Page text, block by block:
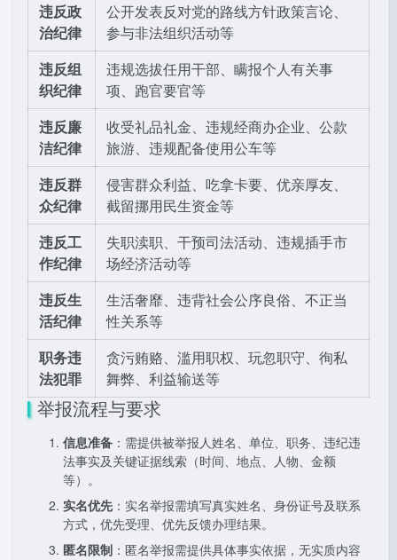
违反政
治纪律
公开发表反对党的路线方针政策言论、
参与非法组织活动等
违反组
织纪律
违规选拔任用干部、瞒报个人有关事
项、跑官要官等
违反廉
洁纪律
收受礼品礼金、违规经商办企业、公款
旅游、违规配备使用公车等
违反群
众纪律
侵害群众利益、吃拿卡要、优亲厚友、
截留挪用民生资金等
违反工
作纪律
失职渎职、干预司法活动、违规插手市
场经济活动等
违反生
活纪律
生活奢靡、违背社会公序良俗、不正当
性关系等
职务违
法犯罪
贪污贿赂、滥用职权、玩忽职守、徇私
舞弊、利益输送等
举报流程与要求
信息准备 ：需提供被举报人姓名、单位、职务、违纪违
法事实及关键证据线索（时间、地点、人物、金额
等）。
实名优先 ：实名举报需填写真实姓名、身份证号及联系
方式，优先受理、优先反馈办理结果。
匿名限制 ：匿名举报需提供具体事实依据，无实质内容